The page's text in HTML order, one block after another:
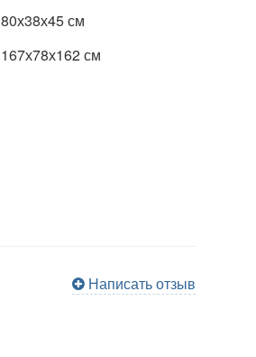
80х38х45 см
167х78х162 см
Написать отзыв